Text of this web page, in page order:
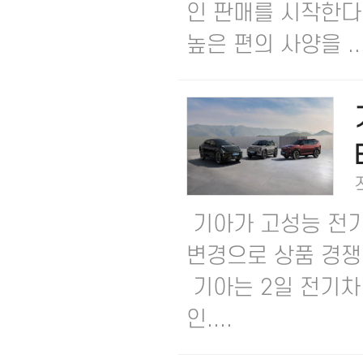
인 판매를 시작한
높은 편의 사양을
기아가 고성능 전
변경으로 상품 경
기아는 2일 전기
인....